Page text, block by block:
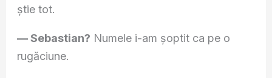
știe tot.
— Sebastian? Numele i-am șoptit ca pe o
rugăciune.